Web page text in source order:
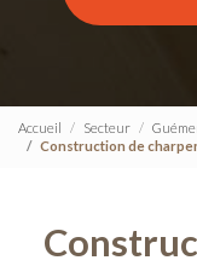
Voir le certificat
Accueil Secteur
Construction de